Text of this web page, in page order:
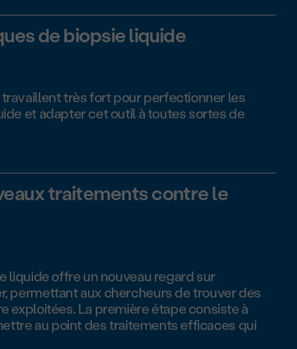
de biopsie liquide
travaillent très fort pour perfectionner les
et adapter cet outil à toutes sortes de
traitements contre le
liquide offre un nouveau regard sur
permettant aux chercheurs de trouver des
exploitées. La première étape consiste à
au point des traitements efficaces qui